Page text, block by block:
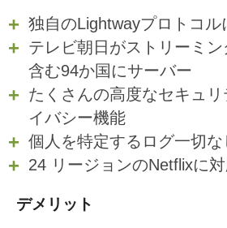
独自のLightwayプロトコ
テレビ朝日がストリーミ
含む94か国にサーバー
たくさんの高度なセキュ
イバシー機能
個人を特定するログ一切な
24 リージョンのNetflixに
デメリット